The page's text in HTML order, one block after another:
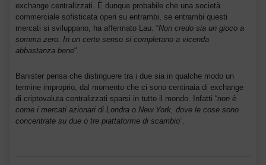
exchange centralizzati. È dunque probabile che una società
commerciale sofisticata operi su entrambi, se entrambi questi
mercati si sviluppano, ha affermato Lau. “Non credo sia un gioco a
somma zero. In un certo senso si completano a vicenda
abbastanza bene“.
Banister pensa che distinguere tra i due sia in qualche modo un
termine improprio, dal momento che ci sono centinaia di exchange
di criptovaluta centralizzati sparsi in tutto il mondo. Infatti “non è
come i mercati azionari di Londra o New York, dove le cose sono
concentrate su due o tre piattaforme di scambio”.